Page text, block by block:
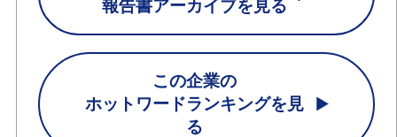
報告書アーカイブを見る
この企業の
ホットワードランキングを見
る